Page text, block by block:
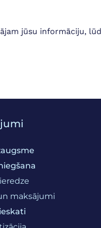
jūsu informāciju,
maksājumi